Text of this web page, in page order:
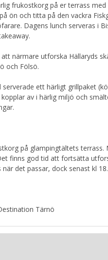
frukostkorg på er terrass
ön och titta på den vackra
Dagens lunch serveras i
närmare utforska Hällaryds
och Fölsö.
serverade ett härligt grillpaket
av i härlig miljö och
på glampingtältets
finns god tid att fortsätta
det passar, dock senast kl
Tärnö